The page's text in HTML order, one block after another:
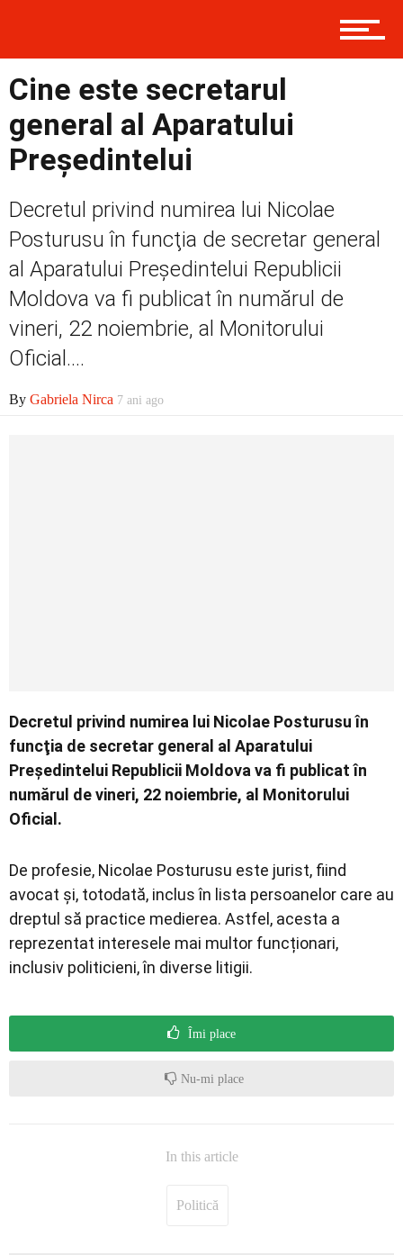
Contact
Prima
Externe
Cine este secretarul
general al Aparatului
Președintelui
Decretul privind numirea lui Nicolae
Posturusu în funcţia de secretar general
al Aparatului Preşedintelui Republicii
Moldova va fi publicat în numărul de
vineri, 22 noiembrie, al Monitorului
Oficial....
By Gabriela Nirca 7 ani ago
Decretul privind numirea lui Nicolae Posturusu în
funcţia de secretar general al Aparatului
Preşedintelui Republicii Moldova va fi publicat în
numărul de vineri, 22 noiembrie, al Monitorului
Oficial.
De profesie, Nicolae Posturusu este jurist, fiind
avocat și, totodată, inclus în lista persoanelor care au
dreptul să practice medierea. Astfel, acesta a
reprezentat interesele mai multor funcționari,
inclusiv politicieni, în diverse litigii.
Îmi place
Nu-mi place
In this article
Politică